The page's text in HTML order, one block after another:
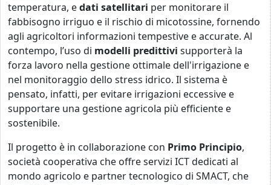
temperatura, edati satellitari per monitorare il
fabbisogno irriguo e il rischio di micotossine, fornendo
agli agricoltori informazioni tempestive e accurate. Al
contempo, l’uso di modelli predittivi supporterà la
forza lavoro nella gestione ottimale dell'irrigazione e
nel monitoraggio dello stress idrico. Il sistema è
pensato, infatti, per evitare irrigazioni eccessive e
supportare una gestione agricola più efficiente e
sostenibile.
Il progetto è in collaborazione con Primo Principio,
società cooperativa che offre servizi ICT dedicati al
mondo agricolo e partner tecnologico di SMACT, che